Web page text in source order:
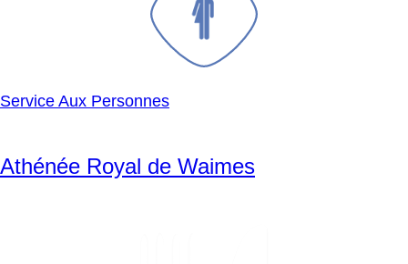
Service Aux Personnes
Athénée Royal de Waimes